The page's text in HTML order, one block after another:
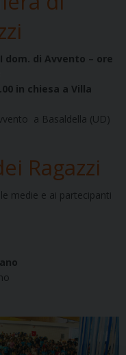
dom. di Avvento – ore
in chiesa a Villa
a Basaldella (UD)
Ragazzi
medie e ai partecipanti